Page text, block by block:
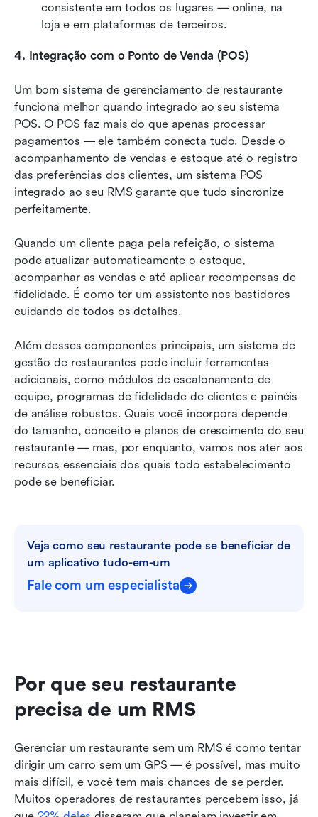
consistente em todos os lugares — online, na
loja e em plataformas de terceiros.
4. Integração com o Ponto de Venda (POS)
Um bom sistema de gerenciamento de restaurante
funciona melhor quando integrado ao seu sistema
POS. O POS faz mais do que apenas processar
pagamentos — ele também conecta tudo. Desde o
acompanhamento de vendas e estoque até o registro
das preferências dos clientes, um sistema POS
integrado ao seu RMS garante que tudo sincronize
perfeitamente.
Quando um cliente paga pela refeição, o sistema
pode atualizar automaticamente o estoque,
acompanhar as vendas e até aplicar recompensas de
fidelidade. É como ter um assistente nos bastidores
cuidando de todos os detalhes.
Além desses componentes principais, um sistema de
gestão de restaurantes pode incluir ferramentas
adicionais, como módulos de escalonamento de
equipe, programas de fidelidade de clientes e painéis
de análise robustos. Quais você incorpora depende
do tamanho, conceito e planos de crescimento do seu
restaurante — mas, por enquanto, vamos nos ater aos
recursos essenciais dos quais todo estabelecimento
pode se beneficiar.
Veja como seu restaurante pode se beneficiar de
um aplicativo tudo-em-um
Fale com um especialista
Por que seu restaurante
precisa de um RMS
Gerenciar um restaurante sem um RMS é como tentar
dirigir um carro sem um GPS — é possível, mas muito
mais difícil, e você tem mais chances de se perder.
Muitos operadores de restaurantes percebem isso, já